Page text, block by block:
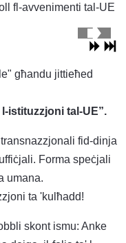
fl-avvenimenti tal-UE
għandu jittieħed
istituzzjoni tal-UE”.
fid-dinja
Forma speċjali
umana.
ta 'kulħadd!
skont ismu: Anke